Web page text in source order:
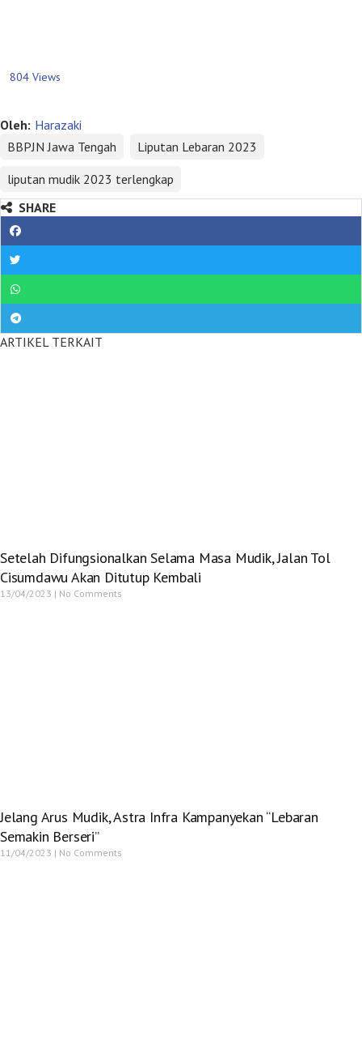
804 Views
Oleh: Harazaki
BBPJN Jawa Tengah
Liputan Lebaran 2023
liputan mudik 2023 terlengkap
SHARE
ARTIKEL TERKAIT
Setelah Difungsionalkan Selama Masa Mudik, Jalan Tol
Cisumdawu Akan Ditutup Kembali
13/04/2023 No Comments
Jelang Arus Mudik, Astra Infra Kampanyekan “Lebaran
Semakin Berseri”
11/04/2023 No Comments